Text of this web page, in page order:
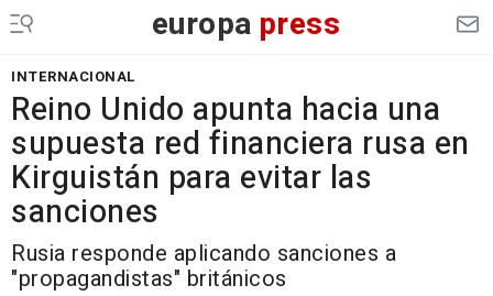
europa press
INTERNACIONAL
Reino Unido apunta hacia una
supuesta red financiera rusa en
Kirguistán para evitar las
sanciones
Rusia responde aplicando sanciones a
"propagandistas" británicos